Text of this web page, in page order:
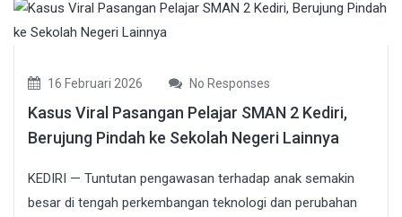
16 Februari 2026 No Responses
Kasus Viral Pasangan Pelajar SMAN 2 Kediri,
Berujung Pindah ke Sekolah Negeri Lainnya
KEDIRI — Tuntutan pengawasan terhadap anak semakin
besar di tengah perkembangan teknologi dan perubahan